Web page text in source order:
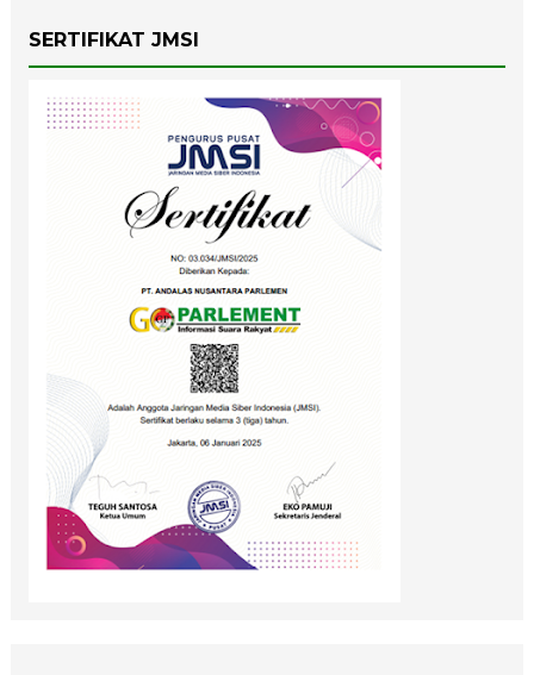
SERTIFIKAT JMSI